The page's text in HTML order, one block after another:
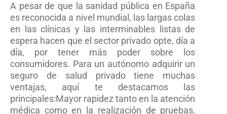
A pesar de que la sanidad pública en España
es reconocida a nivel mundial, las largas colas
en las clínicas y las interminables listas de
espera hacen que el sector privado opte, día a
día, por tener más poder sobre los
consumidores. Para un autónomo adquirir un
seguro de salud privado tiene muchas
ventajas, aquí te destacamos las
principales:Mayor rapidez tanto en la atención
médica como en la realización de pruebas,